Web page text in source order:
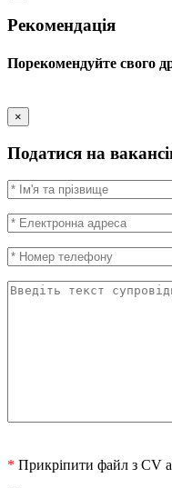
Рекомендація
Порекомендуйте свого
×
Податися на
* Прикріпити файл з CV